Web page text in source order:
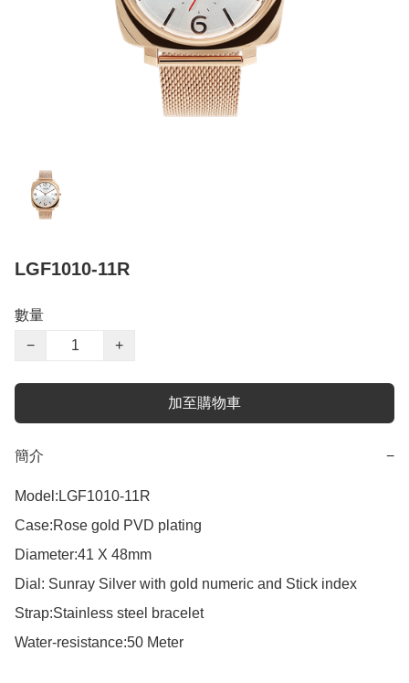
LGF1010-11R
數量
−
+
加至購物車
簡介 −
Model:LGF1010-11R
Case:Rose gold PVD plating
Diameter:41 X 48mm
Dial: Sunray Silver with gold numeric and Stick index
Strap:Stainless steel bracelet
Water-resistance:50 Meter